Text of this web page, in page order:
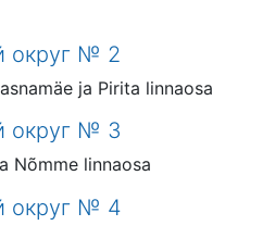
округ № 2
ja Pirita linnaosa
округ № 3
Nõmme linnaosa
округ № 4